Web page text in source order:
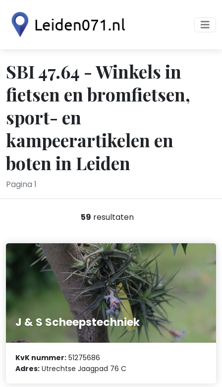
SBI 47.64 - Winkels in
fietsen en bromfietsen,
sport- en
kampeerartikelen en
boten in Leiden
Pagina 1
59 resultaten
J & S Scheepstechniek
KvK nummer: 51275686
Adres: Utrechtse Jaagpad 76 C